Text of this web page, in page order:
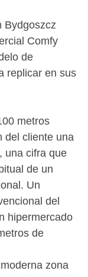
Bydgoszcz
Comfy
de
replicar en sus
metros
del cliente una
una cifra que
de un
Un
del
hipermercado
de
zona